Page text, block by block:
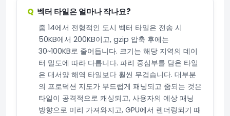
벡터 타일은 얼마나 작나요?
줌 14에서 전형적인 도시 벡터 타일은 전송 시
50KB에서 200KB이고, gzip 압축 후에는
30~100KB로 줄어듭니다. 크기는 해당 지역의 데이
터 밀도에 따라 다릅니다. 파리 중심부를 담은 타일
은 대서양 해역 타일보다 훨씬 무겁습니다. 대부분
의 프로덕션 지도가 부드럽게 패닝되고 줌되는 것은
타일이 공격적으로 캐싱되고, 사용자의 예상 패닝
방향으로 미리 가져와지고, GPU에서 렌더링되기 때